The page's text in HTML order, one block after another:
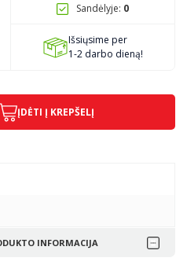
INFORMACIJA
Sandėlyje: 0
Išsiųsime per
1-2 darbo dieną!
ĮDĖTI Į KREPŠELĮ